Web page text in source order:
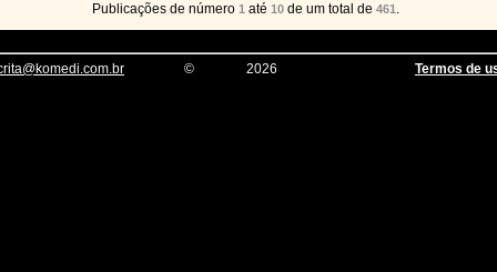
Publicações de número 1até 10de um total de 461.
© 2026 Termos de